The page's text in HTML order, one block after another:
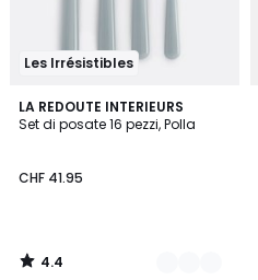
Les Irrésistibles
LA REDOUTE INTERIEURS
Set di posate 16 pezzi, Polla
CHF 41.95
4.4
/ 5
6
Colori
4.4
/